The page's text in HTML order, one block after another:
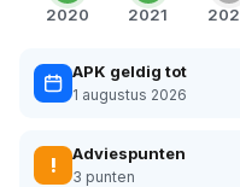
2020 2021
APK geldig tot
1 augustus 2026
! Adviespunten
3 punten